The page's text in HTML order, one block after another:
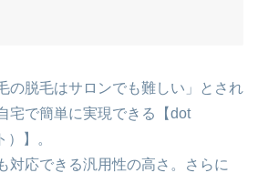
の脱毛はサロンでも難しい」とされ
宅で簡単に実現できる【dot
】。
対応できる汎用性の高さ。さらに